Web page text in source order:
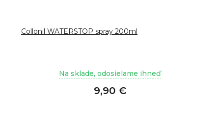
Collonil WATERSTOP spray 200ml
Na sklade, odosielame ihneď
9,90 €